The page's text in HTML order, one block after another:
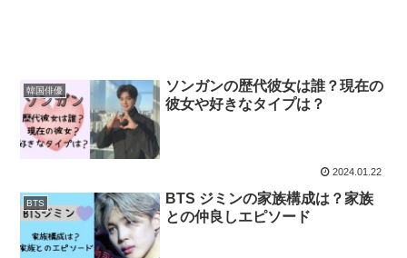
韓国俳優
ソンガンの歴代彼女は誰？現在の
彼女や好きなタイプは？
2024.01.22
BTS
BTS ジミンの家族構成は？家族
との仲良しエピソード